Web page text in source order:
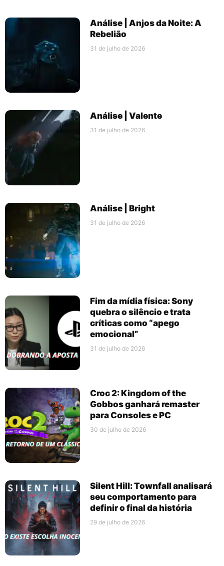
Análise | Anjos da Noite: A
Rebelião
31 de julho de 2026
Análise | Valente
31 de julho de 2026
Análise | Bright
31 de julho de 2026
Fim da mídia física: Sony
quebra o silêncio e trata
críticas como “apego
emocional”
31 de julho de 2026
Croc 2: Kingdom of the
Gobbos ganhará remaster
para Consoles e PC
30 de julho de 2026
Silent Hill: Townfall analisará
seu comportamento para
definir o final da história
29 de julho de 2026